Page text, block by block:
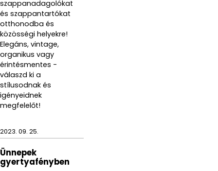
szappanadagolókat
és szappantartókat
otthonodba és
közösségi helyekre!
Elegáns, vintage,
organikus vagy
érintésmentes -
válaszd ki a
stílusodnak és
igényeidnek
megfelelőt!
2023. 09. 25.
Ünnepek
gyertyafényben